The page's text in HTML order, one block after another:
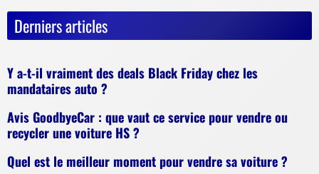
Derniers articles
Y a-t-il vraiment des deals Black Friday chez les
mandataires auto ?
Avis GoodbyeCar : que vaut ce service pour vendre ou
recycler une voiture HS ?
Quel est le meilleur moment pour vendre sa voiture ?